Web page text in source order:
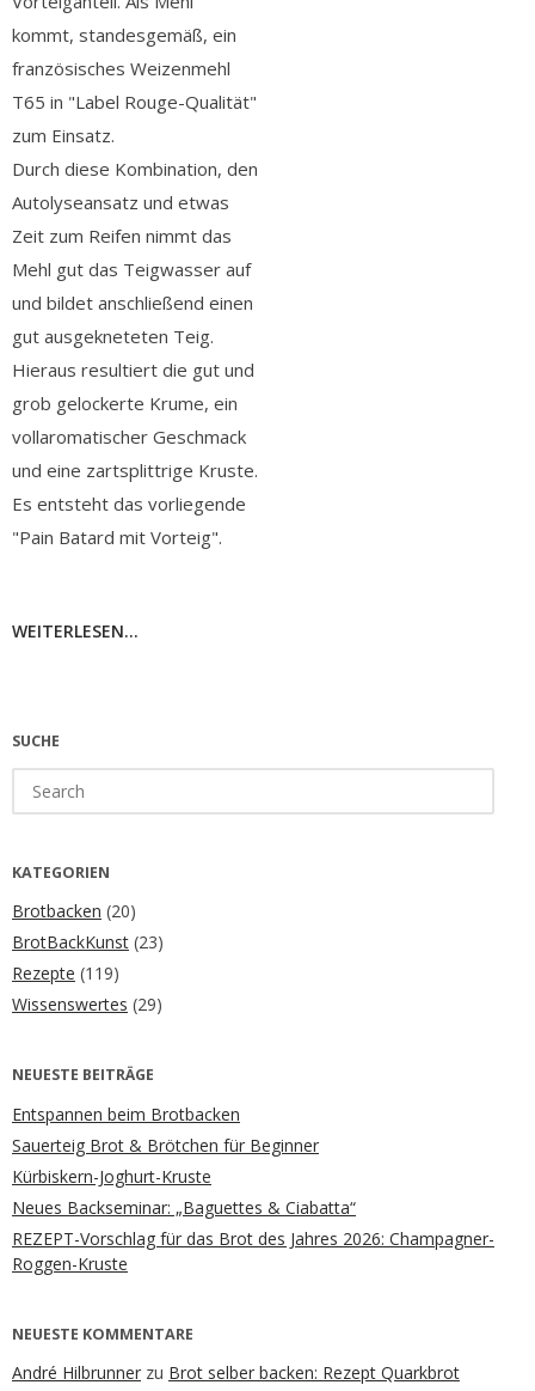
kommt, standesgemäß, ein
französisches Weizenmehl
T65 in "Label Rouge-Qualität"
zum Einsatz.
Durch diese Kombination, den
Autolyseansatz und etwas
Zeit zum Reifen nimmt das
Mehl gut das Teigwasser auf
und bildet anschließend einen
gut ausgekneteten Teig.
Hieraus resultiert die gut und
grob gelockerte Krume, ein
vollaromatischer Geschmack
und eine zartsplittrige Kruste.
Es entsteht das vorliegende
"Pain Batard mit Vorteig".
WEITERLESEN...
SUCHE
for:
KATEGORIEN
Brotbacken (20)
BrotBackKunst (23)
Rezepte (119)
Wissenswertes (29)
NEUESTE BEITRÄGE
Entspannen beim Brotbacken
Sauerteig Brot & Brötchen für Beginner
Kürbiskern-Joghurt-Kruste
Neues Backseminar: „Baguettes & Ciabatta“
REZEPT-Vorschlag für das Brot des Jahres 2026: Champagner-
Roggen-Kruste
NEUESTE KOMMENTARE
André Hilbrunner zu Brot selber backen: Rezept Quarkbrot